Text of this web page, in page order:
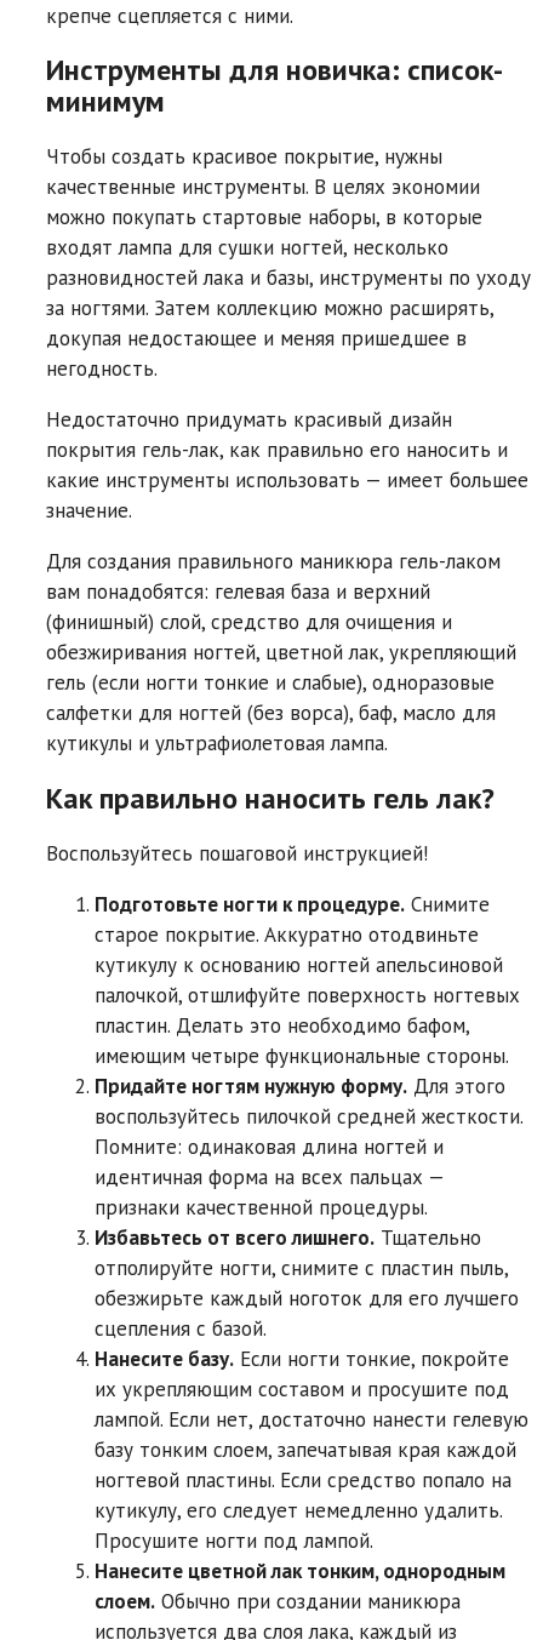
крепче сцепляется с ними.
Инструменты для новичка: список-
минимум
Чтобы создать красивое покрытие, нужны
качественные инструменты. В целях экономии
можно покупать стартовые наборы, в которые
входят лампа для сушки ногтей, несколько
разновидностей лака и базы, инструменты по уходу
за ногтями. Затем коллекцию можно расширять,
докупая недостающее и меняя пришедшее в
негодность.
Недостаточно придумать красивый дизайн
покрытия гель-лак, как правильно его наносить и
какие инструменты использовать — имеет большее
значение.
Для создания правильного маникюра гель-лаком
вам понадобятся: гелевая база и верхний
(финишный) слой, средство для очищения и
обезжиривания ногтей, цветной лак, укрепляющий
гель (если ногти тонкие и слабые), одноразовые
салфетки для ногтей (без ворса), баф, масло для
кутикулы и ультрафиолетовая лампа.
Как правильно наносить гель лак?
Воспользуйтесь пошаговой инструкцией!
Подготовьте ногти к процедуре. Снимите
старое покрытие. Аккуратно отодвиньте
кутикулу к основанию ногтей апельсиновой
палочкой, отшлифуйте поверхность ногтевых
пластин. Делать это необходимо бафом,
имеющим четыре функциональные стороны.
Придайте ногтям нужную форму. Для этого
воспользуйтесь пилочкой средней жесткости.
Помните: одинаковая длина ногтей и
идентичная форма на всех пальцах —
признаки качественной процедуры.
Избавьтесь от всего лишнего. Тщательно
отполируйте ногти, снимите с пластин пыль,
обезжирьте каждый ноготок для его лучшего
сцепления с базой.
Нанесите базу. Если ногти тонкие, покройте
их укрепляющим составом и просушите под
лампой. Если нет, достаточно нанести гелевую
базу тонким слоем, запечатывая края каждой
ногтевой пластины. Если средство попало на
кутикулу, его следует немедленно удалить.
Просушите ногти под лампой.
Нанесите цветной лак тонким, однородным
слоем. Обычно при создании маникюра​
используется два слоя лака, каждый из